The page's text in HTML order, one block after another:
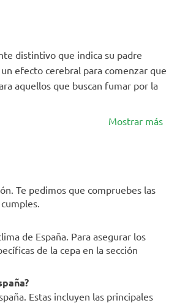
distintivo que indica su padre
efecto cerebral para comenzar que
aquellos que buscan fumar por la
Mostrar más
Te pedimos que compruebes las
de España. Para asegurar los
de la cepa en la sección
Estas incluyen las principales